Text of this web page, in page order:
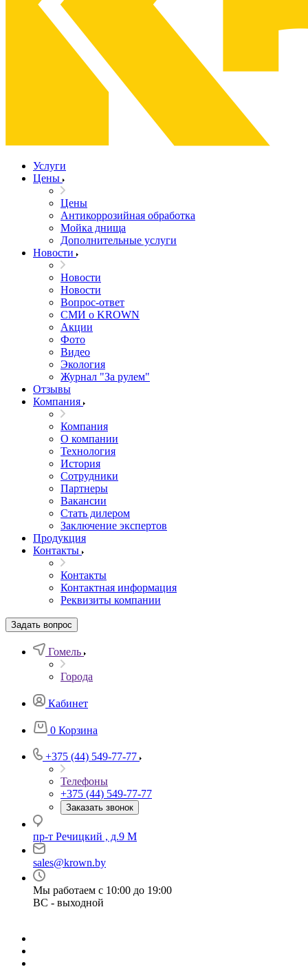
Услуги
Цены
Цены
Антикоррозийная обработка
Мойка днища
Дополнительные услуги
Новости
Новости
Новости
Вопрос-ответ
СМИ о KROWN
Акции
Фото
Видео
Экология
Журнал "За рулем"
Отзывы
Компания
Компания
О компании
Технология
История
Сотрудники
Партнеры
Вакансии
Стать дилером
Заключение экспертов
Продукция
Контакты
Контакты
Контактная информация
Реквизиты компании
Задать вопрос
Гомель
Города
Кабинет
0 Корзина
+375 (44) 549-77-77
Телефоны
+375 (44) 549-77-77
Заказать звонок
пр-т Речицкий , д.9 М
sales@krown.by
Мы работаем с 10:00 до 19:00
ВС - выходной